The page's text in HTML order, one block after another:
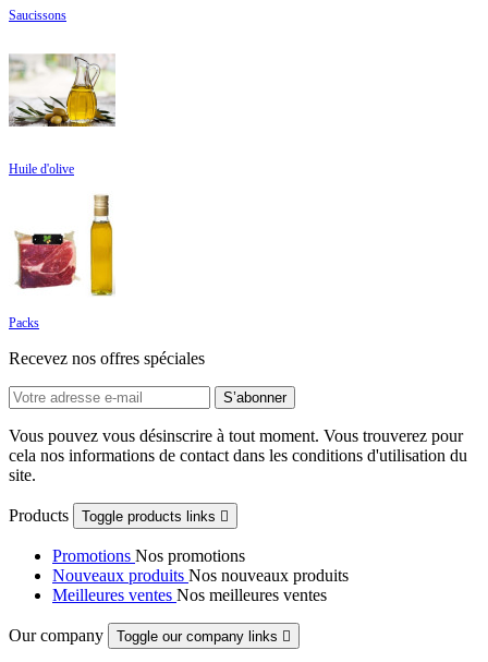
Saucissons
Huile d'olive
Packs
Recevez nos offres spéciales
Vous pouvez vous désinscrire à tout moment. Vous trouverez pour
cela nos informations de contact dans les conditions d'utilisation du
site.
Products Toggle products links 
Promotions Nos promotions
Nouveaux produits Nos nouveaux produits
Meilleures ventes Nos meilleures ventes
Our company Toggle our company links 